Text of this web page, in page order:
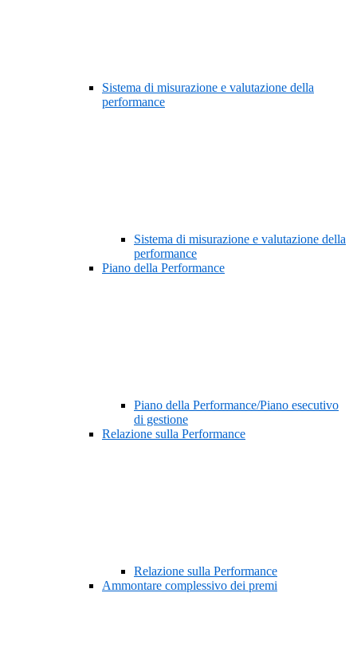
Sistema di misurazione e valutazione della
performance
Sistema di misurazione e valutazione della
performance
Piano della Performance
Piano della Performance/Piano esecutivo
di gestione
Relazione sulla Performance
Relazione sulla Performance
Ammontare complessivo dei premi